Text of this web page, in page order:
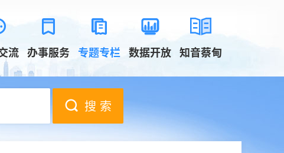
流 办事服务 专题专栏 数据开放 知音蔡甸
搜 索